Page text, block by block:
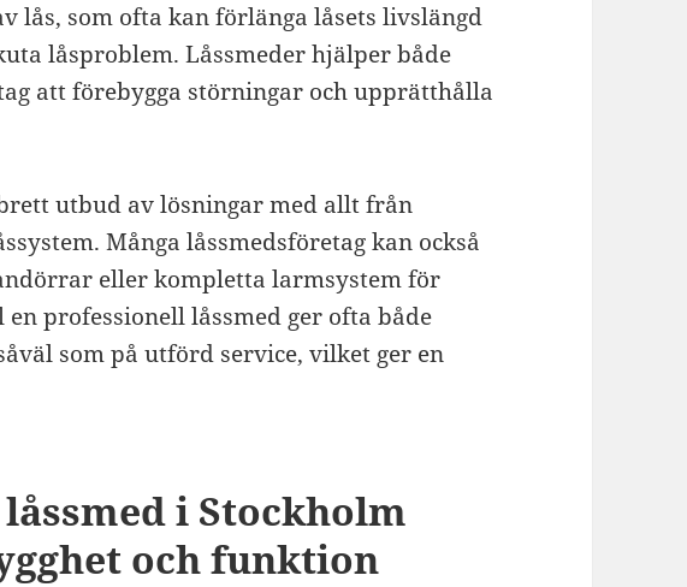
lås, som ofta kan förlänga låsets livslängd
låsproblem. Låssmeder hjälper både
att förebygga störningar och upprätthålla
utbud av lösningar med allt från
Många låssmedsföretag kan också
eller kompletta larmsystem för
professionell låssmed ger ofta både
som på utförd service, vilket ger en
i Stockholm
och funktion